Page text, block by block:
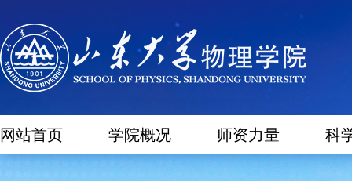
网站首页 学院概况 师资力量 科